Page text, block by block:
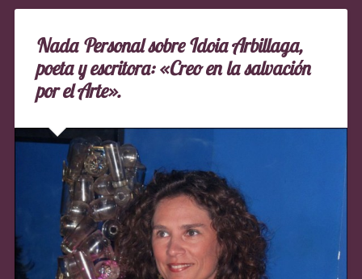
Nada Personal sobre Idoia Arbillaga,
poeta y escritora: «Creo en la salvación
por el Arte».